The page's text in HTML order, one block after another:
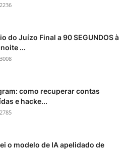
2236
do Juízo Final a 90 SEGUNDOS à
...
3008
como recuperar contas
e hacke...
2785
o modelo de IA apelidado de